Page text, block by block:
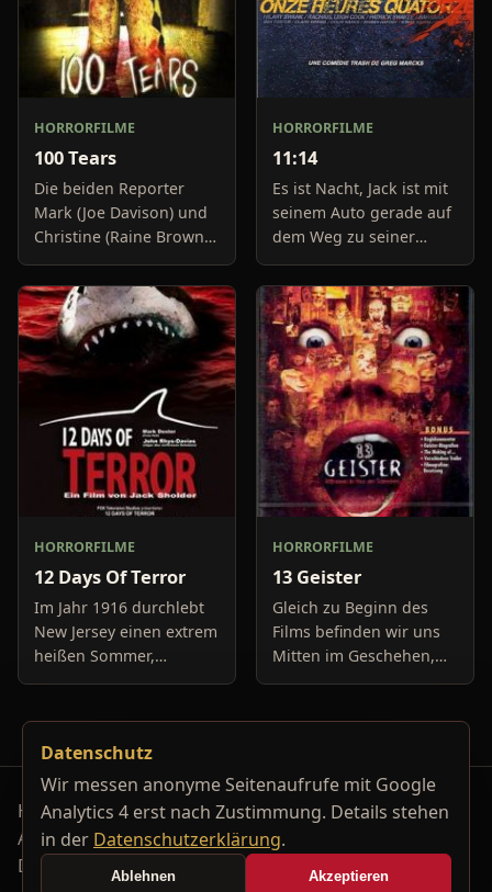
HORRORFILME
100 Tears
Die beiden Reporter
Mark (Joe Davison) und
Christine (Raine Brown)
haben keine Lust mehr
auf belanglose
Boulevard-Meldungen
und befassen sich
neuerdings mit Se
HORRORFILME
11:14
Es ist Nacht, Jack ist mit
seinem Auto gerade auf
dem Weg zu seiner
Freundin, um diese
abzuholen. Die Uhr im
Auto springt auf 11:14h,
genau in dem Moment
fäll
HORRORFILME
12 Days Of Terror
Im Jahr 1916 durchlebt
New Jersey einen extrem
heißen Sommer,
während in Europa der
Bewohner eines kleinen
Küstenortes leiden sehr
unter der
HORRORFILME
13 Geister
Gleich zu Beginn des
Films befinden wir uns
Mitten im Geschehen,
eine Gruppe von Leuten
Cyrus Kriticus und
Geisteraufspührer Rafk
Horrorfilm-Reviews, Serienkiller-Profile und Genre-
Archiv.
Datenschutzerklärung
Kontakt
Datenschutz
Wir messen anonyme Seitenaufrufe mit Google
Analytics 4 erst nach Zustimmung. Details stehen
in der Datenschutzerklärung.
Ablehnen Akzeptieren